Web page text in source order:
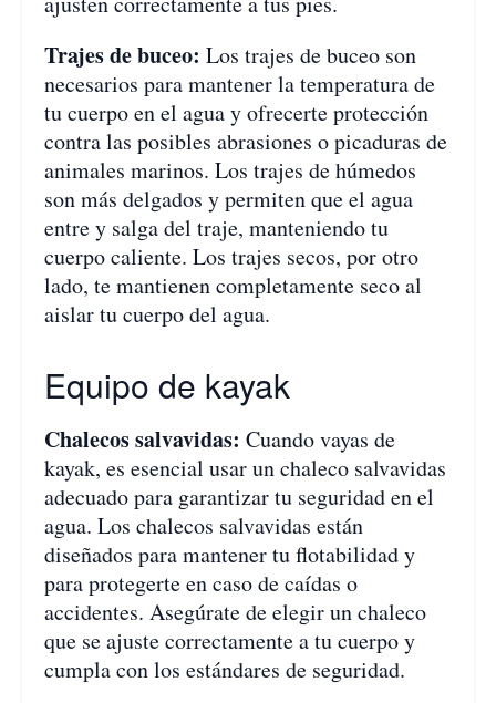
Trajes de buceo: Los trajes de buceo son
necesarios para mantener la temperatura de
tu cuerpo en el agua y ofrecerte protección
contra las posibles abrasiones o picaduras de
animales marinos. Los trajes de húmedos
son más delgados y permiten que el agua
entre y salga del traje, manteniendo tu
cuerpo caliente. Los trajes secos, por otro
lado, te mantienen completamente seco al
aislar tu cuerpo del agua.
Equipo de kayak
Chalecos salvavidas: Cuando vayas de
kayak, es esencial usar un chaleco salvavidas
adecuado para garantizar tu seguridad en el
agua. Los chalecos salvavidas están
diseñados para mantener tu flotabilidad y
para protegerte en caso de caídas o
accidentes. Asegúrate de elegir un chaleco
que se ajuste correctamente a tu cuerpo y
cumpla con los estándares de seguridad.